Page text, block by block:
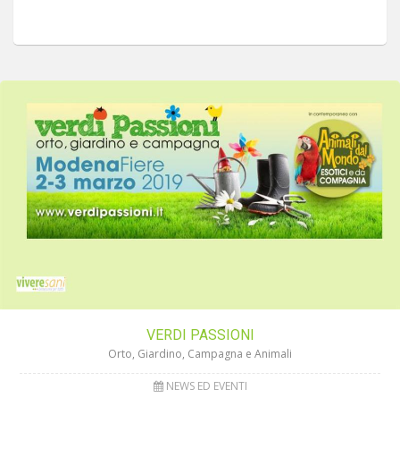
VERDI PASSIONI
Orto, Giardino, Campagna e Animali
NEWS ED EVENTI